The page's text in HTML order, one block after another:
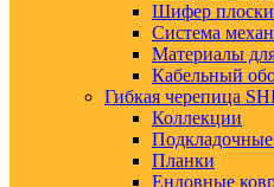
Шифер
Система
Материалы
Кабельный
Гибкая черепица
Коллекции
Планки
Ендовные